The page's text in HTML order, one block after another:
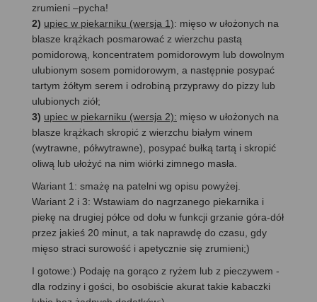
zrumieni –pycha!
2) upiec w piekarniku (wersja 1): mięso w ułożonych na
blasze krążkach posmarować z wierzchu pastą
pomidorową, koncentratem pomidorowym lub dowolnym
ulubionym sosem pomidorowym, a następnie posypać
tartym żółtym serem i odrobiną przyprawy do pizzy lub
ulubionych ziół;
3) upiec w piekarniku (wersja 2): mięso w ułożonych na
blasze krążkach skropić z wierzchu białym winem
(wytrawne, półwytrawne), posypać bułką tartą i skropić
oliwą lub ułożyć na nim wiórki zimnego masła.
Wariant 1: smażę na patelni wg opisu powyżej.
Wariant 2 i 3: Wstawiam do nagrzanego piekarnika i
piekę na drugiej półce od dołu w funkcji grzanie góra-dół
przez jakieś 20 minut, a tak naprawdę do czasu, gdy
mięso straci surowość i apetycznie się zrumieni;)
I gotowe:) Podaję na gorąco z ryżem lub z pieczywem -
dla rodziny i gości, bo osobiście akurat takie kabaczki